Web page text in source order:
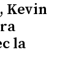
Kevin
la